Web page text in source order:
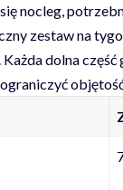
nocleg,
zestaw na
dolna